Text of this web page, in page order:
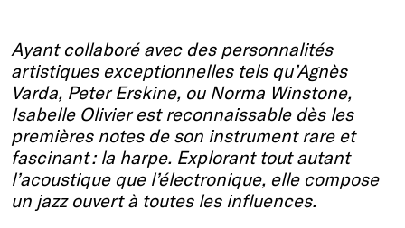
Ayant collaboré avec des personnalités
artistiques exceptionnelles tels qu’Agnès
Varda, Peter Erskine, ou Norma Winstone,
Isabelle Olivier est reconnaissable dès les
premières notes de son instrument rare et
fascinant : la harpe. Explorant tout autant
l’acoustique que l’électronique, elle compose
un jazz ouvert à toutes les influences.